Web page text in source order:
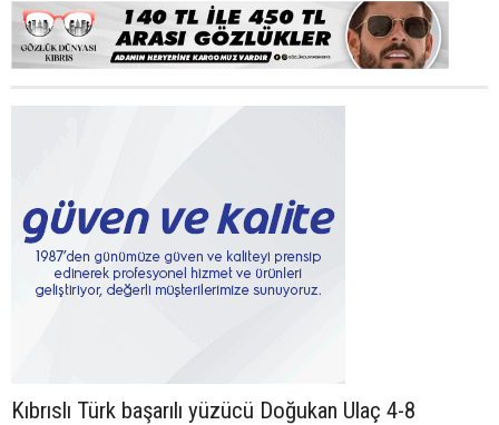
Kıbrıslı Türk başarılı yüzücü Doğukan Ulaç 4-8